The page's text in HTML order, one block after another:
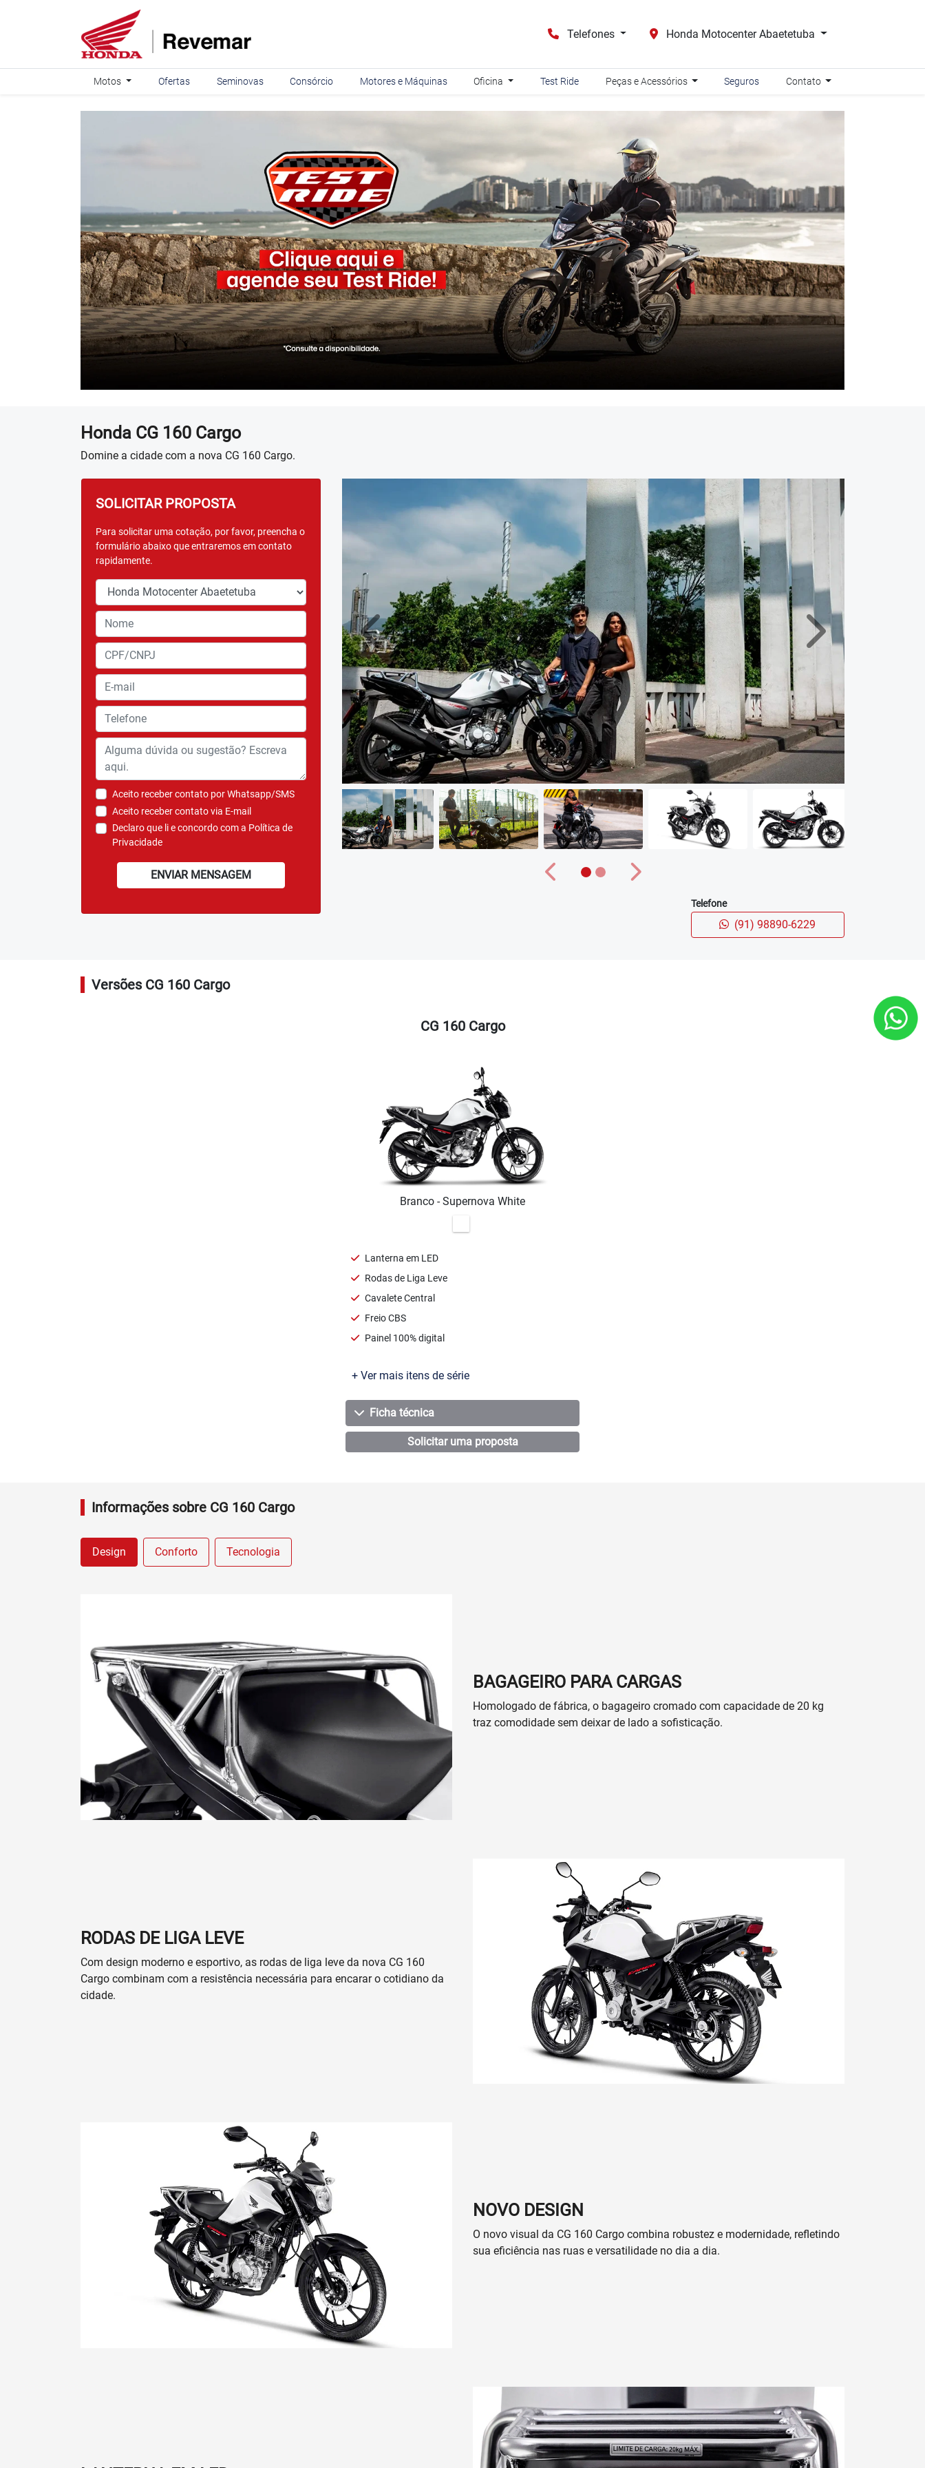
Telefones Honda Motocenter Abaetetuba
Motos Ofertas Seminovas Consórcio Motores e Máquinas Oficina Test Ride Peças e Acessórios Seguros Contato
Honda CG 160 Cargo
Domine a cidade com a nova CG 160 Cargo.
SOLICITAR PROPOSTA
Para solicitar uma cotação, por favor, preencha o
formulário abaixo que entraremos em contato
rapidamente.
Aceito receber contato por Whatsapp/SMS
Aceito receber contato via E-mail
Declaro que li e concordo com a Política de
Privacidade
ENVIAR MENSAGEM
Anterior Próximo
Anterior Próximo
Telefone
(91) 98890-6229
Versões CG 160 Cargo
CG 160 Cargo
Branco - Supernova White
Lanterna em LED
Rodas de Liga Leve
Cavalete Central
Freio CBS
Painel 100% digital
+ Ver mais itens de série
Ficha técnica
Solicitar uma proposta
Informações sobre CG 160 Cargo
Design Conforto Tecnologia
BAGAGEIRO PARA CARGAS
Homologado de fábrica, o bagageiro cromado com capacidade de 20 kg
traz comodidade sem deixar de lado a sofisticação.
RODAS DE LIGA LEVE
Com design moderno e esportivo, as rodas de liga leve da nova CG 160
Cargo combinam com a resistência necessária para encarar o cotidiano da
cidade.
NOVO DESIGN
O novo visual da CG 160 Cargo combina robustez e modernidade, refletindo
sua eficiência nas ruas e versatilidade no dia a dia.